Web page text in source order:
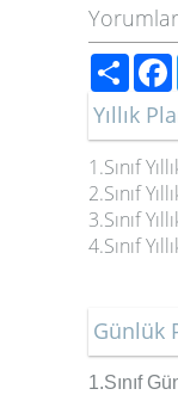
Yorumlar
Yıllık
1.Sınıf
2.Sınıf
3.Sınıf
4.Sınıf
Günlük
1.Sınıf